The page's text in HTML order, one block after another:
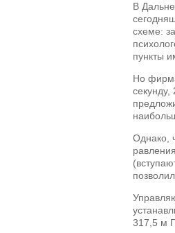
В
схеме:
пункты
Но
Однако,
317,5 м